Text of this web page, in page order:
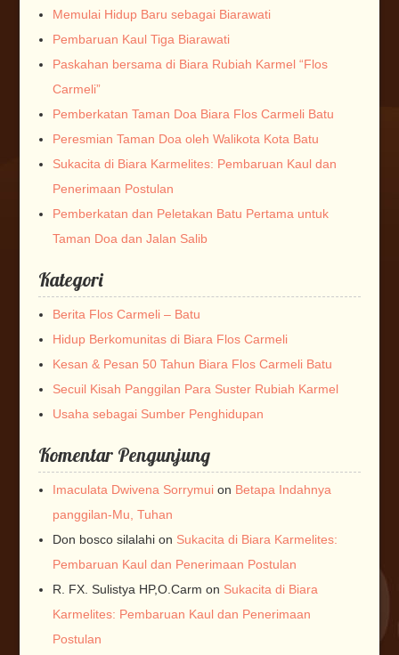
Memulai Hidup Baru sebagai Biarawati
Pembaruan Kaul Tiga Biarawati
Paskahan bersama di Biara Rubiah Karmel “Flos
Carmeli”
Pemberkatan Taman Doa Biara Flos Carmeli Batu
Peresmian Taman Doa oleh Walikota Kota Batu
Sukacita di Biara Karmelites: Pembaruan Kaul dan
Penerimaan Postulan
Pemberkatan dan Peletakan Batu Pertama untuk
Taman Doa dan Jalan Salib
Kategori
Berita Flos Carmeli – Batu
Hidup Berkomunitas di Biara Flos Carmeli
Kesan & Pesan 50 Tahun Biara Flos Carmeli Batu
Secuil Kisah Panggilan Para Suster Rubiah Karmel
Usaha sebagai Sumber Penghidupan
Komentar Pengunjung
Imaculata Dwivena Sorrymuion Betapa Indahnya
panggilan-Mu, Tuhan
Don bosco silalahion Sukacita di Biara Karmelites:
Pembaruan Kaul dan Penerimaan Postulan
R. FX. Sulistya HP,O.Carm on Sukacita di Biara
Karmelites: Pembaruan Kaul dan Penerimaan
Postulan